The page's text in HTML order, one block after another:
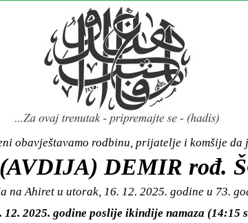
obavještavamo rodbinu, prijatelje i komšije da
DEMIR rođ.
na Ahiret u utorak, 16. 12. 2025. godine u 73.
12. 2025. godine poslije ikindije namaza (14:15